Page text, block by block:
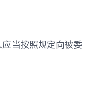
当按照规定向被委